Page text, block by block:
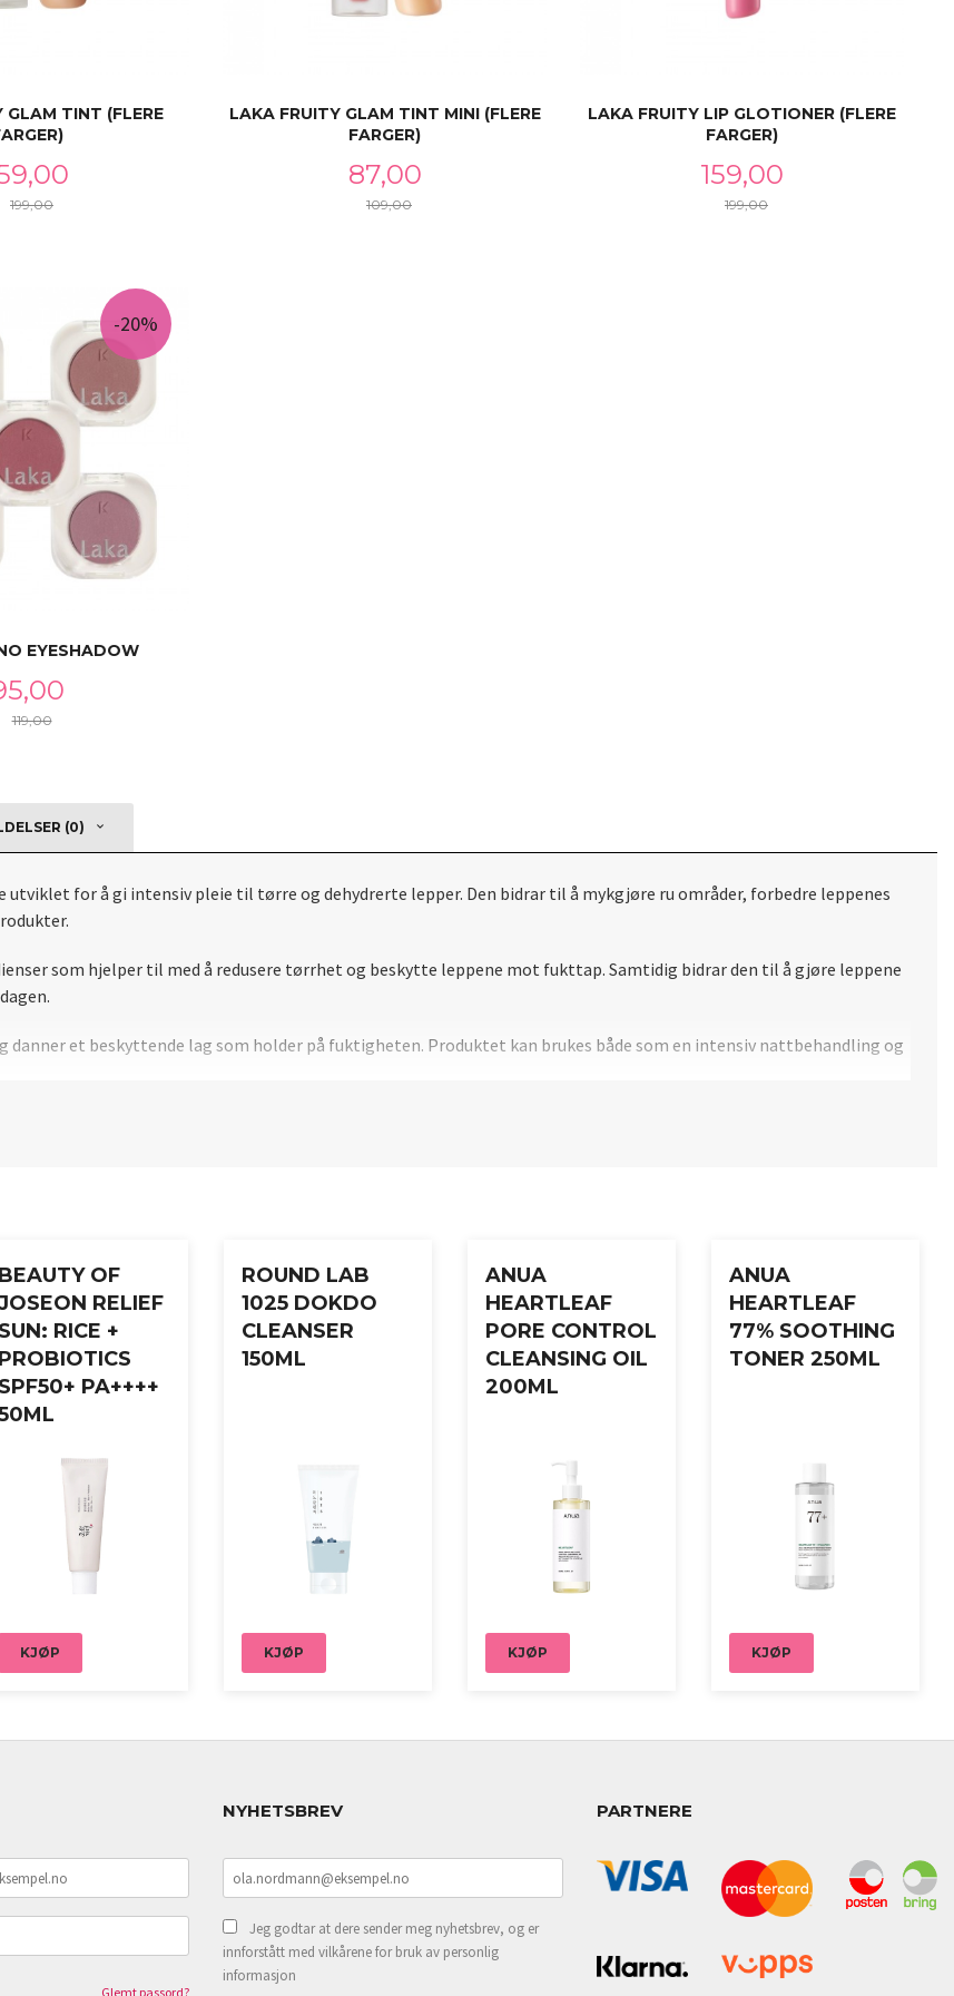
GLAM TINT (FLERE
199,00
LAKA FRUITY GLAM TINT MINI (FLERE
FARGER)
Tilbud
87,00
109,00
LAKA FRUITY LIP GLOTIONER (FLERE
FARGER)
Tilbud
159,00
199,00
EYESHADOW
119,00
-20%
(0)
utviklet for å gi intensiv pleie til tørre og dehydrerte lepper. Den bidrar til å mykgjøre ru områder, forbedre leppenes
som hjelper til med å redusere tørrhet og beskytte leppene mot fukttap. Samtidig bidrar den til å gjøre leppene
et beskyttende lag som holder på fuktigheten. Produktet kan brukes både som en intensiv nattbehandling og
med en sunnere finish.
BEAUTY OF
RELIEF
SUN: RICE +
PROBIOTICS
SPF50+ PA++++
KJØP
ROUND LAB
1025 DOKDO
CLEANSER
150ML
KJØP
ANUA
HEARTLEAF
PORE CONTROL
CLEANSING OIL
200ML
KJØP
ANUA
HEARTLEAF
77% SOOTHING
TONER 250ML
KJØP
Glemt passord?
NYHETSBREV
Jeg godtar at dere sender meg nyhetsbrev, og er
innforstått med vilkårene for bruk av personlig
informasjon
PARTNERE